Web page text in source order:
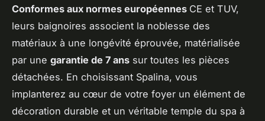
Conformes aux normes européennes CE et TUV,
leurs baignoires associent la noblesse des
matériaux à une longévité éprouvée, matérialisée
par une garantie de 7 ans sur toutes les pièces
détachées. En choisissant Spalina, vous
implanterez au cœur de votre foyer un élément de
décoration durable et un véritable temple du spa à